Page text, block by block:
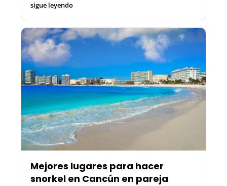
sigue leyendo
Mejores lugares para hacer
snorkel en Cancún en pareja